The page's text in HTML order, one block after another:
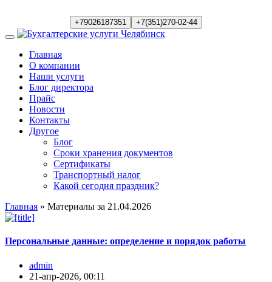
+79026187351 +7(351)270-02-44
Главная
О компании
Наши услуги
Блог директора
Прайс
Новости
Контакты
Другое
Блог
Сроки хранения документов
Сертификаты
Транспортный налог
Какой сегодня праздник?
Главная » Материалы за 21.04.2026
Персональные данные: определение и порядок работы
admin
21-апр-2026, 00:11